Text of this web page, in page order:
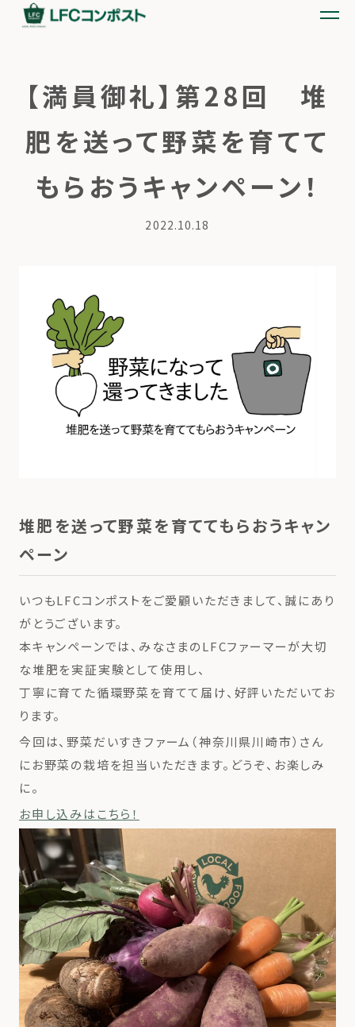
【満員御礼】第28回 堆
肥を送って野菜を育てて
もらおうキャンペーン！
2022.10.18
堆肥を送って野菜を育ててもらおうキャン
ペーン
いつもLFCコンポストをご愛顧いただきまして、誠にあり
がとうございます。
本キャンペーンでは、みなさまのLFCファーマーが大切
な堆肥を実証実験として使用し、
丁寧に育てた循環野菜を育てて届け、好評いただいてお
ります。
今回は、野菜だいすきファーム（神奈川県川崎市）さん
にお野菜の栽培を担当いただきます。どうぞ、お楽しみ
に。
お申し込みはこちら！